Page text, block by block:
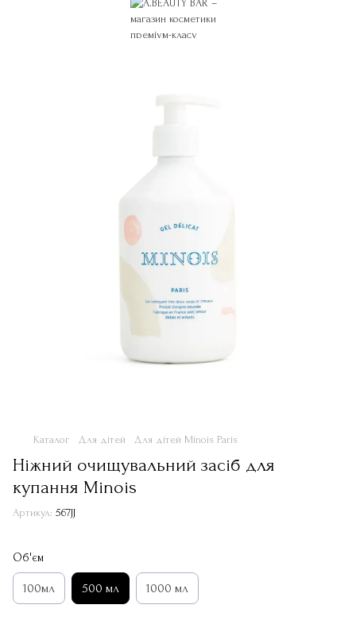
Каталог Для дітей Для дітей Minois Paris
Ніжний очищувальний засіб для
купання Minois
Артикул: 567JJ
Об'єм
100мл 500 мл 1000 мл